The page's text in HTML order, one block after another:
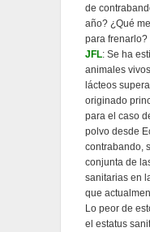
de
año? ¿Qué
para frenarlo?
JFL: Se ha
animales
lácteos
originado
para el caso
polvo desde
contrabando,
conjunta de
sanitarias en
que
Lo peor de
el estatus